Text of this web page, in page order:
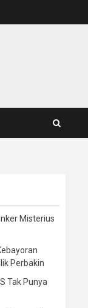
Misterius
Perbakin
Tak Punya